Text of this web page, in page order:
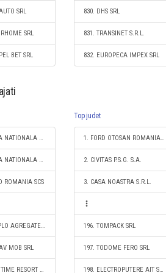
SRL
SRL
BET SRL
830. DHS SRL
831. TRANSINET S.R.L.
832. EUROPECA IMPEX SRL
1. COMPANIA NATIONALA DE CAI FERATE "CFR" SA
2. COMPANIA NATIONALA POSTA ROMANA S.A.
ROMANIA SCS
9466. AB EXPLO AGREGATE SRL
MOB SRL
9468. PRIME TIME RESORT SRL
Top judet
1. FORD OTOSAN ROMANIA S.R.L.
2. CIVITAS P.S.G. S.A.
3. CASA NOASTRA S.R.L.
196. TOMPACK SRL
197. TODOME FERO SRL
198. ELECTROPUTERE AIT SRL